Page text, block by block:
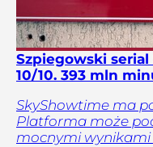
Szpiegowski
10/10. 393 mln
SkyShowtime ma
Platforma może
mocnymi wynikami